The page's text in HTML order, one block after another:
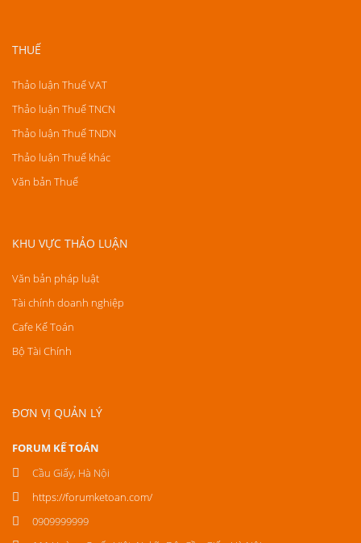
THUẾ
Thảo luận Thuế VAT
Thảo luận Thuế TNCN
Thảo luận Thuế TNDN
Thảo luận Thuế khác
Văn bản Thuế
KHU VỰC THẢO LUẬN
Văn bản pháp luật
Tài chính doanh nghiệp
Cafe Kế Toán
Bộ Tài Chính
ĐƠN VỊ QUẢN LÝ
FORUM KẾ TOÁN
Cầu Giấy, Hà Nội
https://forumketoan.com/
0909999999